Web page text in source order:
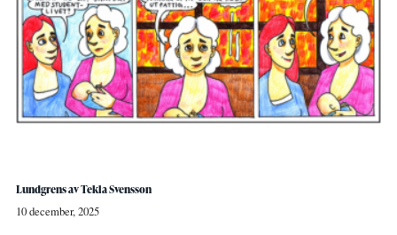
Lundgrens av Tekla Svensson
10 december, 2025